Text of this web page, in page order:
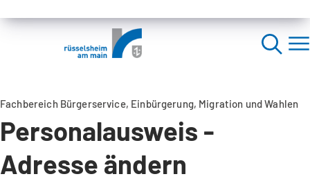
Fachbereich Bürgerservice, Einbürgerung, Migration und Wahlen
Personalausweis -
Adresse ändern